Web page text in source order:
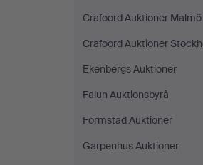
Crafoord Auktioner Malmö
Crafoord Auktioner
Ekenbergs Auktioner
Falun Auktionsbyrå
Formstad Auktioner
Garpenhus Auktioner